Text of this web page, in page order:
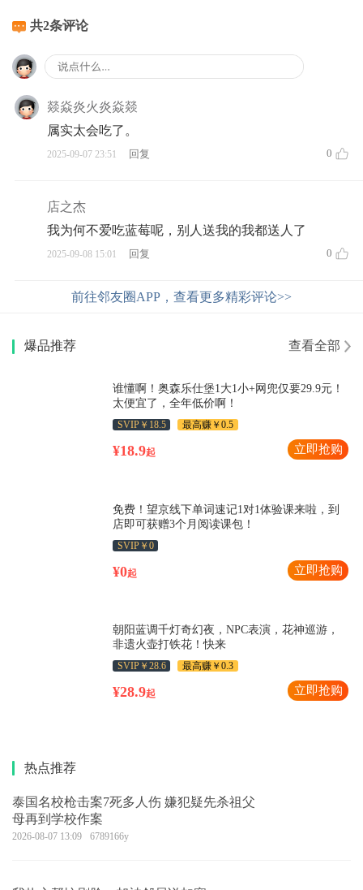
共2条评论
燚焱炎火炎焱燚
属实太会吃了。
0
2025-09-07 23:51 回复
店之杰
我为何不爱吃蓝莓呢，别人送我的我都送人了
0
2025-09-08 15:01 回复
前往邻友圈APP，查看更多精彩评论>>
爆品推荐 查看全部
谁懂啊！奥森乐仕堡1大1小+网兜仅要29.9元！
太便宜了，全年低价啊！
SVIP￥18.5 最高赚￥0.5
¥18.9起 立即抢购
免费！望京线下单词速记1对1体验课来啦，到
店即可获赠3个月阅读课包！
SVIP￥0
¥0起 立即抢购
朝阳蓝调千灯奇幻夜，NPC表演，花神巡游，
非遗火壶打铁花！快来
SVIP￥28.6 最高赚￥0.3
¥28.9起 立即抢购
热点推荐
泰国名校枪击案7死多人伤 嫌犯疑先杀祖父
母再到学校作案
2026-08-07 13:09 6789166y